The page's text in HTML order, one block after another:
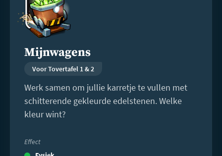
Mijnwagens
Voor Tovertafel 1 & 2
Werk samen om jullie karretje te vullen met
schitterende gekleurde edelstenen. Welke
kleur wint?
Effect